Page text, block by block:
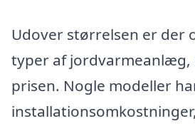
Udover størrelsen er der
typer af jordvarmeanlæg,
prisen. Nogle modeller